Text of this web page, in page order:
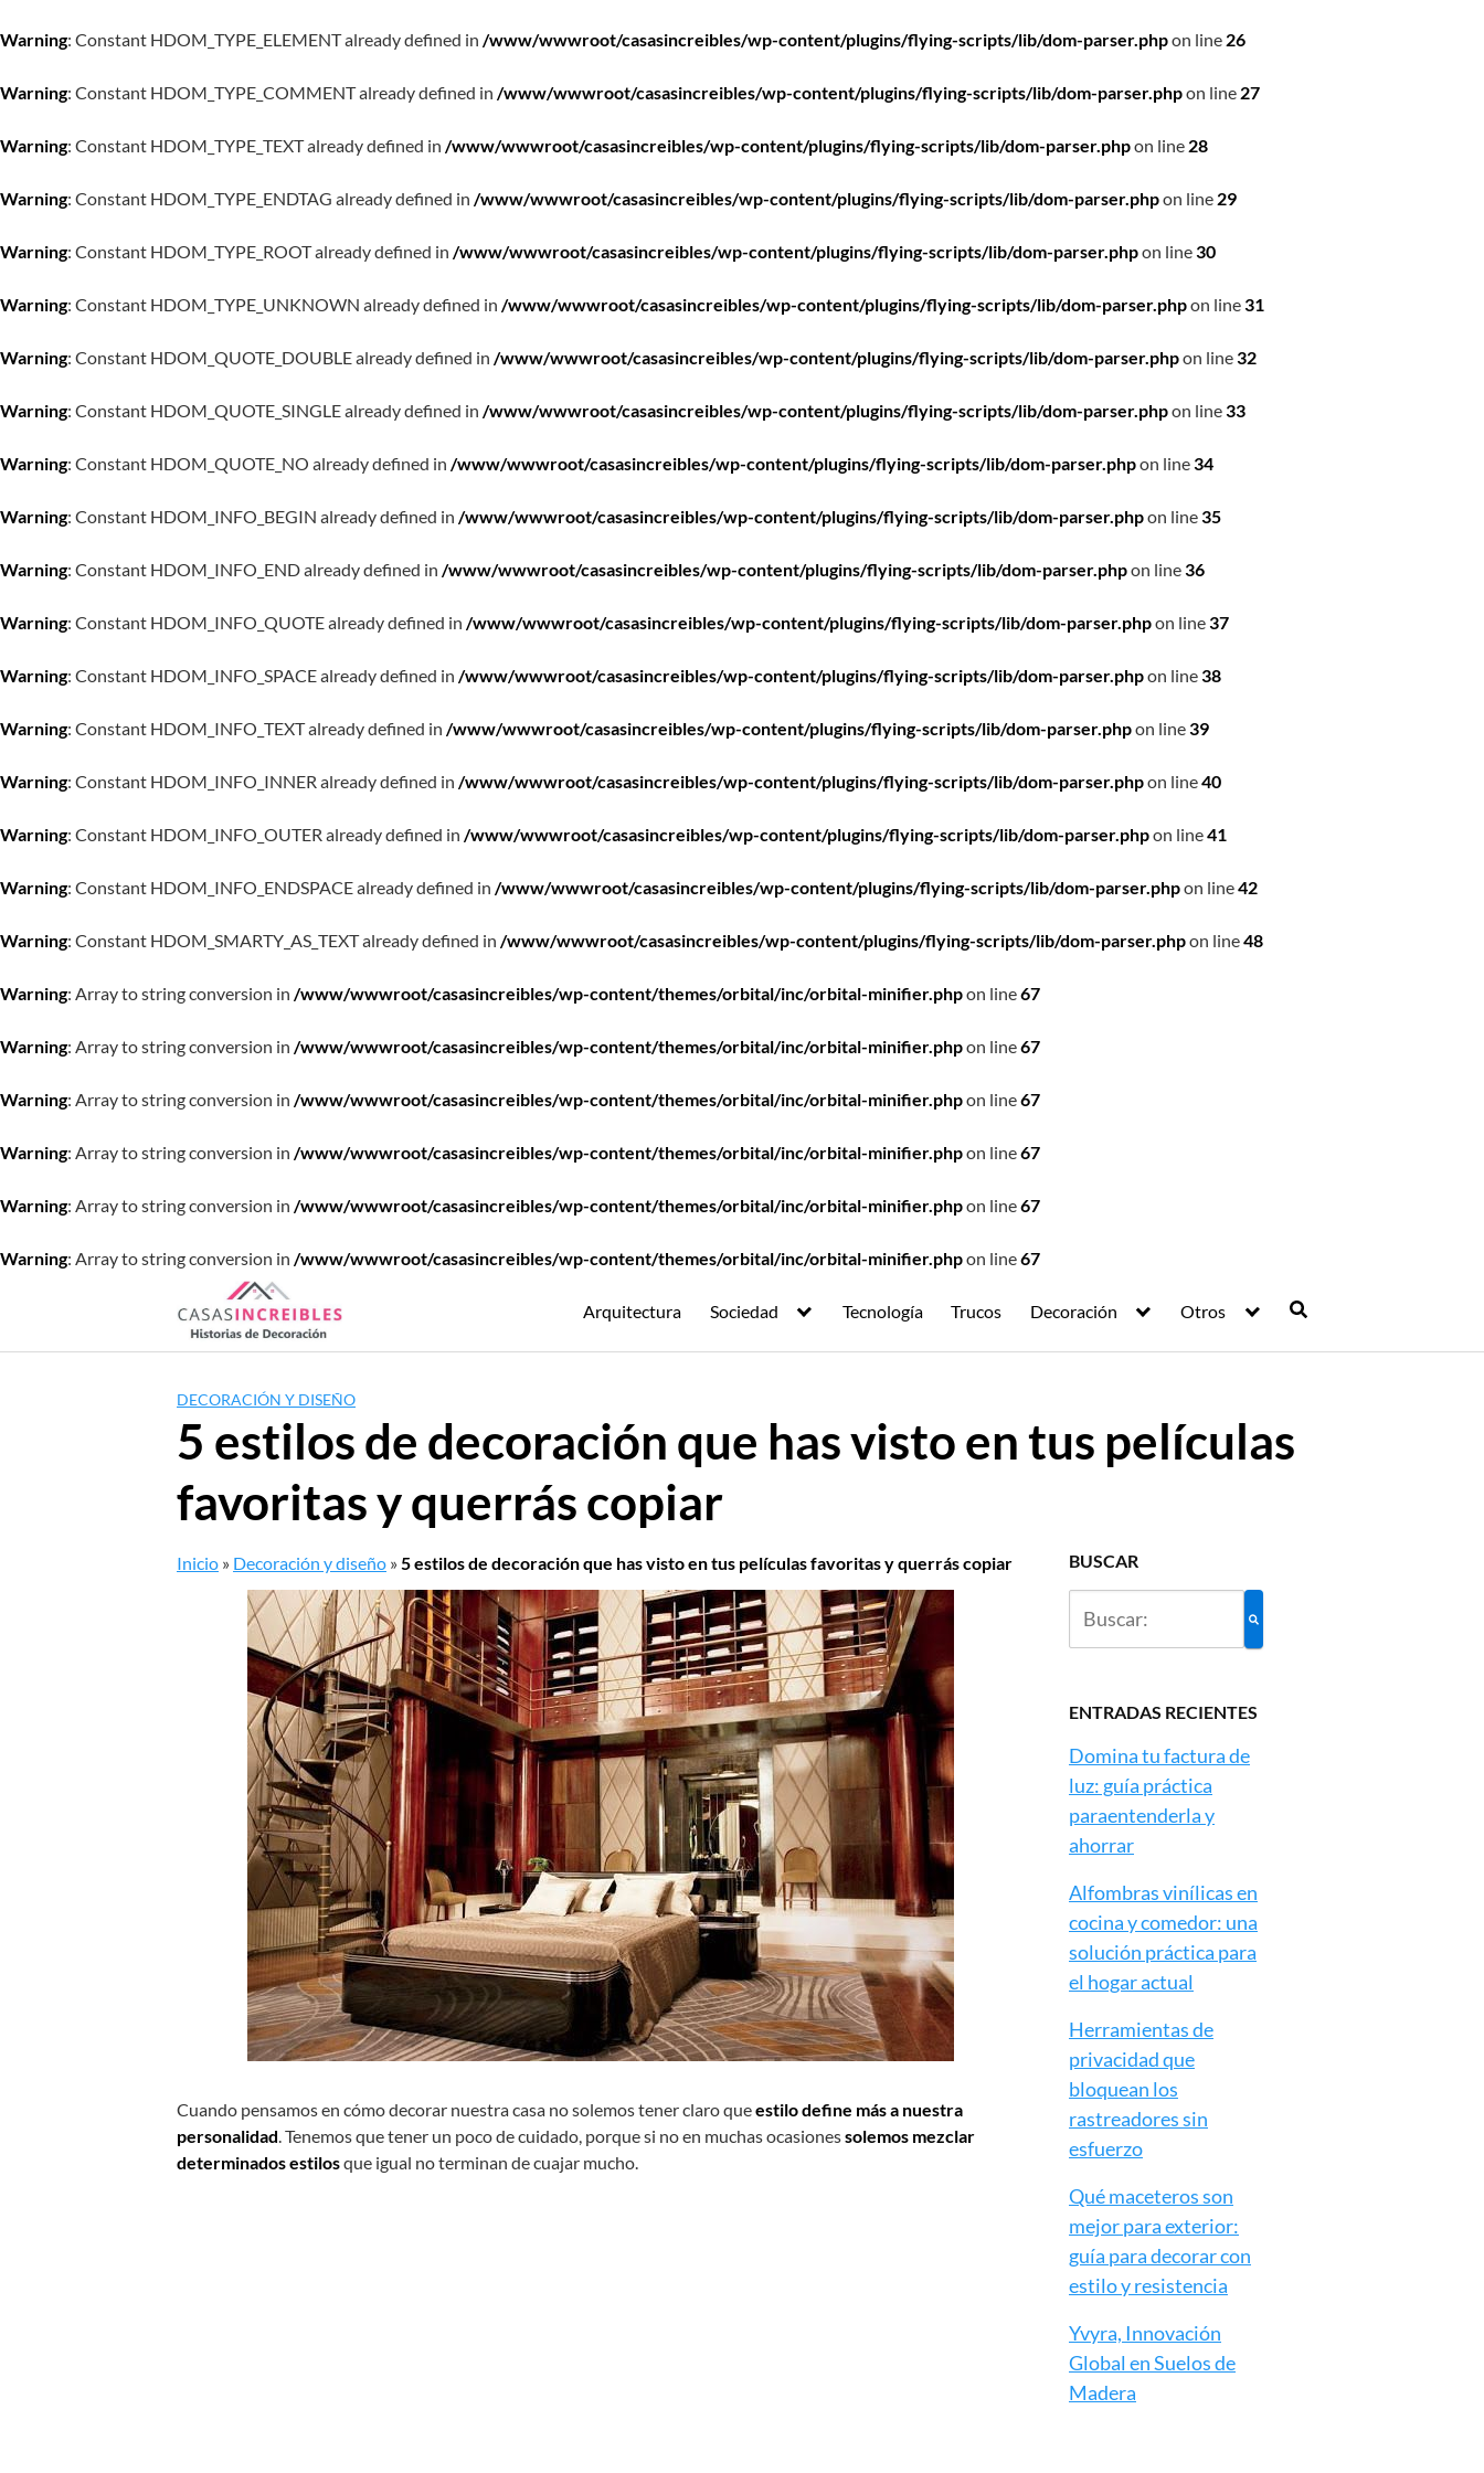
Warning: Constant HDOM_TYPE_ELEMENT already defined in /www/wwwroot/casasincreibles/wp-content/plugins/flying-scripts/lib/dom-parser.phpon line 26
Warning: Constant HDOM_TYPE_COMMENT already defined in /www/wwwroot/casasincreibles/wp-content/plugins/flying-scripts/lib/dom-parser.phpon line 27
Warning: Constant HDOM_TYPE_TEXT already defined in /www/wwwroot/casasincreibles/wp-content/plugins/flying-scripts/lib/dom-parser.phpon line 28
Warning: Constant HDOM_TYPE_ENDTAG already defined in /www/wwwroot/casasincreibles/wp-content/plugins/flying-scripts/lib/dom-parser.phpon line 29
Warning: Constant HDOM_TYPE_ROOT already defined in /www/wwwroot/casasincreibles/wp-content/plugins/flying-scripts/lib/dom-parser.phpon line30
Warning: Constant HDOM_TYPE_UNKNOWN already defined in /www/wwwroot/casasincreibles/wp-content/plugins/flying-scripts/lib/dom-parser.phpon line31
Warning: Constant HDOM_QUOTE_DOUBLE already defined in /www/wwwroot/casasincreibles/wp-content/plugins/flying-scripts/lib/dom-parser.phpon line32
Warning: Constant HDOM_QUOTE_SINGLE already defined in /www/wwwroot/casasincreibles/wp-content/plugins/flying-scripts/lib/dom-parser.phpon line33
Warning: Constant HDOM_QUOTE_NO already defined in /www/wwwroot/casasincreibles/wp-content/plugins/flying-scripts/lib/dom-parser.phpon line34
Warning: Constant HDOM_INFO_BEGIN already defined in /www/wwwroot/casasincreibles/wp-content/plugins/flying-scripts/lib/dom-parser.phpon line35
Warning: Constant HDOM_INFO_END already defined in /www/wwwroot/casasincreibles/wp-content/plugins/flying-scripts/lib/dom-parser.phpon line36
Warning: Constant HDOM_INFO_QUOTE already defined in /www/wwwroot/casasincreibles/wp-content/plugins/flying-scripts/lib/dom-parser.phpon line37
Warning: Constant HDOM_INFO_SPACE already defined in /www/wwwroot/casasincreibles/wp-content/plugins/flying-scripts/lib/dom-parser.phpon line38
Warning: Constant HDOM_INFO_TEXT already defined in /www/wwwroot/casasincreibles/wp-content/plugins/flying-scripts/lib/dom-parser.phpon line39
Warning: Constant HDOM_INFO_INNER already defined in /www/wwwroot/casasincreibles/wp-content/plugins/flying-scripts/lib/dom-parser.phpon line40
Warning: Constant HDOM_INFO_OUTER already defined in /www/wwwroot/casasincreibles/wp-content/plugins/flying-scripts/lib/dom-parser.phpon line41
Warning: Constant HDOM_INFO_ENDSPACE already defined in /www/wwwroot/casasincreibles/wp-content/plugins/flying-scripts/lib/dom-parser.phpon line42
Warning: Constant HDOM_SMARTY_AS_TEXT already defined in /www/wwwroot/casasincreibles/wp-content/plugins/flying-scripts/lib/dom-parser.phpon line48
Warning: Array to string conversion in /www/wwwroot/casasincreibles/wp-content/themes/orbital/inc/orbital-minifier.phpon line67
Warning: Array to string conversion in /www/wwwroot/casasincreibles/wp-content/themes/orbital/inc/orbital-minifier.phpon line67
Warning: Array to string conversion in /www/wwwroot/casasincreibles/wp-content/themes/orbital/inc/orbital-minifier.phpon line67
Warning: Array to string conversion in /www/wwwroot/casasincreibles/wp-content/themes/orbital/inc/orbital-minifier.phpon line67
Warning: Array to string conversion in /www/wwwroot/casasincreibles/wp-content/themes/orbital/inc/orbital-minifier.phpon line67
Warning: Array to string conversion in /www/wwwroot/casasincreibles/wp-content/themes/orbital/inc/orbital-minifier.phpon line67
Arquitectura Sociedad Tecnología Trucos Decoración Otros
DECORACIÓN Y DISEÑO
5 estilos de decoración que has visto en tus películas
favoritas y querrás copiar
Inicio » Decoración y diseño »5 estilos de decoración que has visto en tus películas favoritas y querrás copiar
Cuando pensamos en cómo decorar nuestra casa no solemos tener claro queestilo define más a nuestra
personalidad. Tenemos que tener un poco de cuidado, porque si no en muchas ocasionessolemos mezclar
determinados estilosque igual no terminan de cuajar mucho.
BUSCAR
ENTRADAS RECIENTES
Domina tu factura de
luz: guía práctica
paraentenderla y
ahorrar
Alfombras vinílicas en
cocina y comedor: una
solución práctica para
el hogar actual
Herramientas de
privacidad que
bloquean los
rastreadores sin
esfuerzo
Qué maceteros son
mejor para exterior:
guía para decorar con
estilo y resistencia
Yvyra, Innovación
Global en Suelos de
Madera